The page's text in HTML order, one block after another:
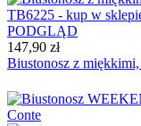
PODGLĄD
147,90 zł
Biustonosz z